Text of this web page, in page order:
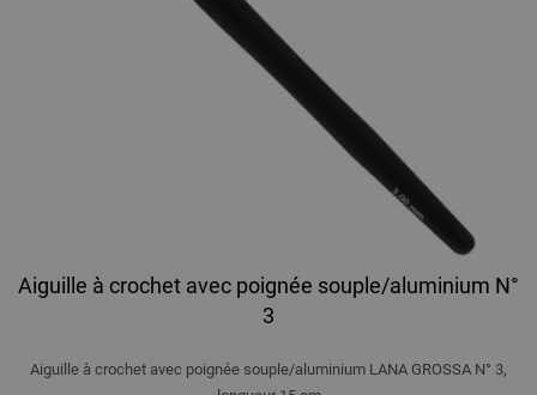
Aiguille à crochet avec poignée souple/aluminium N°
3
Aiguille à crochet avec poignée souple/aluminium LANA GROSSA N° 3,